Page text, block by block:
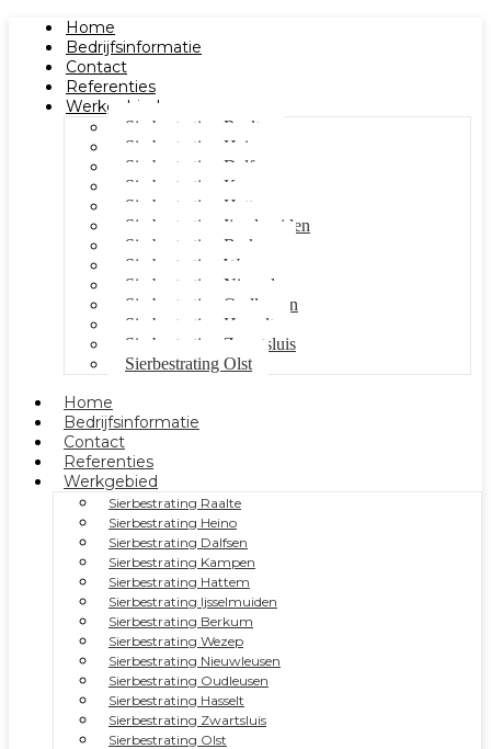
Home
Bedrijfsinformatie
Contact
Referenties
Werkgebied
Sierbestrating Raalte
Sierbestrating Heino
Sierbestrating Dalfsen
Sierbestrating Kampen
Sierbestrating Hattem
Sierbestrating Ijsselmuiden
Sierbestrating Berkum
Sierbestrating Wezep
Sierbestrating Nieuwleusen
Sierbestrating Oudleusen
Sierbestrating Hasselt
Sierbestrating Zwartsluis
Sierbestrating Olst
Home
Bedrijfsinformatie
Contact
Referenties
Werkgebied
Sierbestrating Raalte
Sierbestrating Heino
Sierbestrating Dalfsen
Sierbestrating Kampen
Sierbestrating Hattem
Sierbestrating Ijsselmuiden
Sierbestrating Berkum
Sierbestrating Wezep
Sierbestrating Nieuwleusen
Sierbestrating Oudleusen
Sierbestrating Hasselt
Sierbestrating Zwartsluis
Sierbestrating Olst